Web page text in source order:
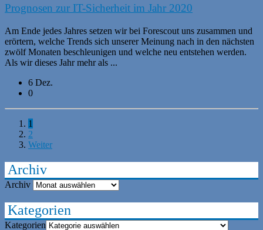
Prognosen zur IT-Sicherheit im Jahr 2020
Am Ende jedes Jahres setzen wir bei Forescout uns zusammen und
erörtern, welche Trends sich unserer Meinung nach in den nächsten
zwölf Monaten beschleunigen und welche neu entstehen werden.
Als wir dieses Jahr mehr als ...
6 Dez.
0
1
2
Weiter
Archiv
Archiv
Kategorien
Kategorien